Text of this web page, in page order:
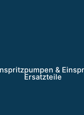
&
Ersatzteile